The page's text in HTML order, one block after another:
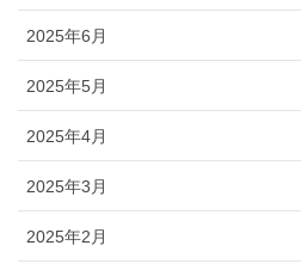
2025年6月
2025年5月
2025年4月
2025年3月
2025年2月